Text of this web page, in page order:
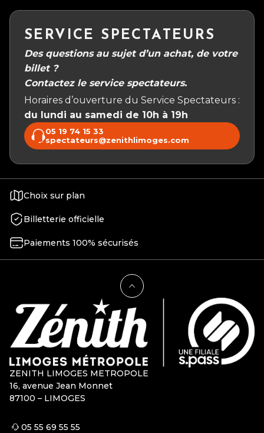
SERVICE SPECTATEURS
Des questions au sujet d’un achat, de votre
billet ?
Contactez le service spectateurs.
Horaires d’ouverture du Service Spectateurs :
du lundi au samedi de 10h à 19h
05 19 74 15 33
spectateurs@zenithlimoges.com
Choix sur plan
Billetterie officielle
Paiements 100% sécurisés
ZENITH LIMOGES METROPOLE
16, avenue Jean Monnet
87100 – LIMOGES
05 55 69 55 55